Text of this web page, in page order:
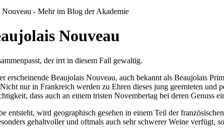
Nouveau
der irrt in diesem Fall gewaltig.
erscheinende Beaujolais Nouveau, auch bekannt als Beaujolais
nur in Frankreich werden zu Ehren dieses jung geernteten und
dass auch an einem tristen Novembertag bei deren Genuss
entsteht, wird geographisch gesehen in einem Teil der
gehaltvoller und oftmals auch sehr schwerer Weine verfügt,